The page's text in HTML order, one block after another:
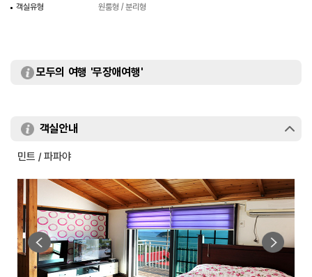
객실유형
원룸형 / 분리형
모두의 여행 '무장애여행'
객실안내
민트 / 파파야